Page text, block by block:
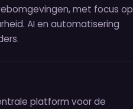
met focus op
AI en automatisering
platform voor de